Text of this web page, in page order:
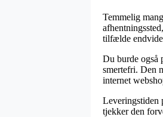
Temmelig
tilfælde
Du burde også
smertefri. Den
internet
Leveringstiden
tjekker den